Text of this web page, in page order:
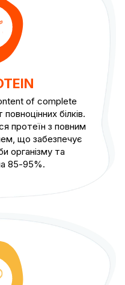
of complete
білків.
протеїн з повним
що забезпечує
організму та
85-95%.